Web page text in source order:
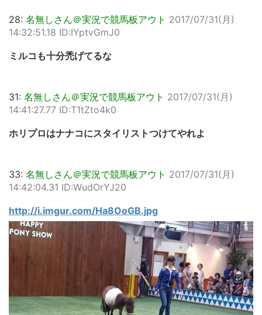
28: 名無しさん＠実況で競馬板アウト 2017/07/31(月)
14:32:51.18 ID:IYptvGmJ0
ミルコも十分禿げてるな
31: 名無しさん＠実況で競馬板アウト 2017/07/31(月)
14:41:27.77 ID:T1tZto4k0
ホリプロはナナコにスタイリストつけてやれよ
33: 名無しさん＠実況で競馬板アウト 2017/07/31(月)
14:42:04.31 ID:WudOrYJ20
http://i.imgur.com/Ha8OoGB.jpg